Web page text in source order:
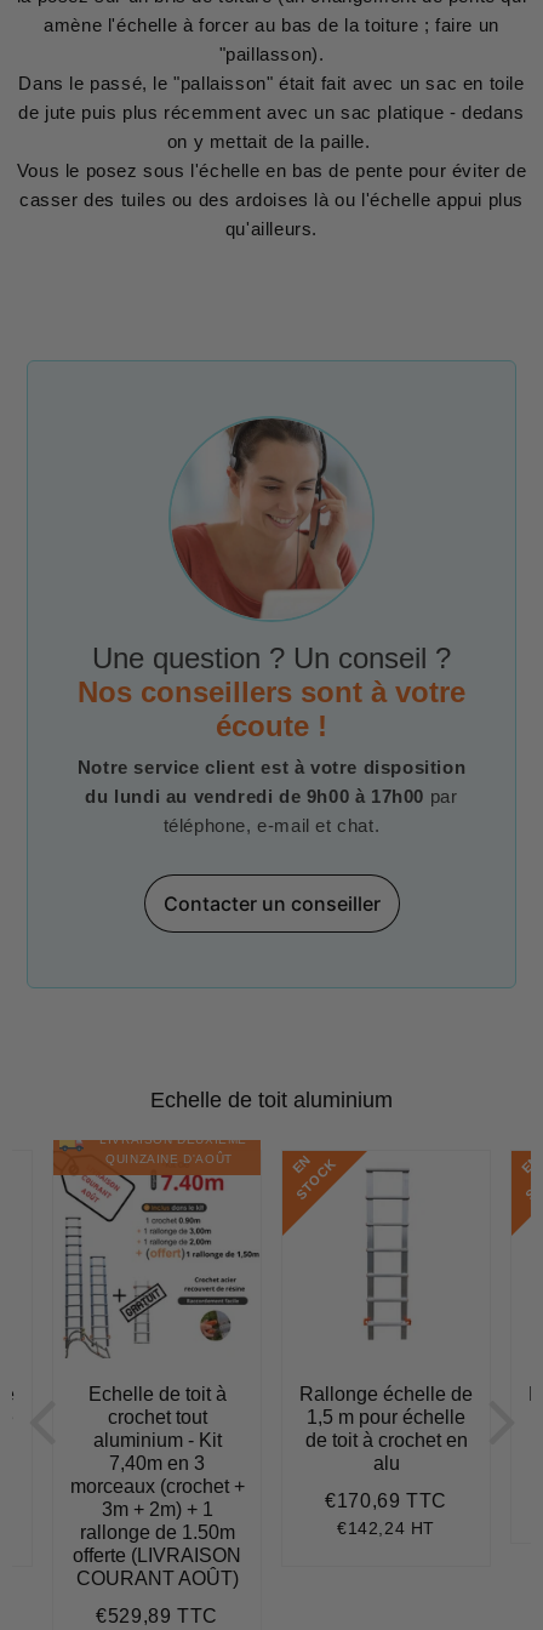
amène l'échelle à forcer au bas de la toiture ; faire un
"paillasson).
Dans le passé, le "pallaisson" était fait avec un sac en toile
de jute puis plus récemment avec un sac platique - dedans
on y mettait de la paille.
Vous le posez sous l'échelle en bas de pente pour éviter de
casser des tuiles ou des ardoises là ou l'échelle appui plus
qu'ailleurs.
Une question ? Un conseil ?
Nos conseillers sont à votre
écoute !
Notre service client est à votre disposition
du lundi au vendredi de 9h00 à 17h00 par
téléphone, e-mail et chat.
Contacter un conseiller
Echelle de toit aluminium
LIVRAISON DEUXIÈME
QUINZAINE D'AOÛT
Echelle de toit à
crochet tout
aluminium - Kit
7,40m en 3
morceaux (crochet +
3m + 2m) + 1
rallonge de 1.50m
offerte (LIVRAISON
COURANT AOÛT)
Prix
€529,89 TTC
E
N
S
T
O
C
K
Rallonge échelle de
1,5 m pour échelle
de toit à crochet en
alu
Prix
régulier
€170,69 TTC
€142,24 HT
E
N
S
T
O
C